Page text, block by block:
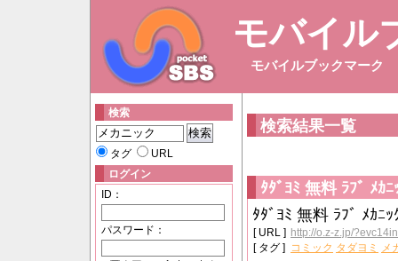
モバイル
モバイルブックマーク
検索
タグ
URL
ログイン
ID：
パスワード：
検索結果一覧
ﾀﾀﾞﾖﾐ 無料 ﾗﾌﾞ ﾒｶ
ﾀﾀﾞﾖﾐ 無料 ﾗﾌﾞ ﾒｶﾆ
[ URL ] http://o.z-z.jp/
[ タグ ] コミック タダヨミ メ